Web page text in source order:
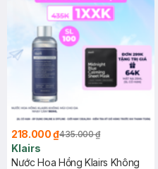
218.000 ₫435.000 ₫
Klairs
Nước Hoa Hồng Klairs Không